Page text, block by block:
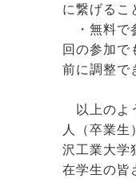
に繋げるこ
・無料で
回の参加で
前に調整で
以上のよ
人（卒業生
沢工業大学
在学生の皆